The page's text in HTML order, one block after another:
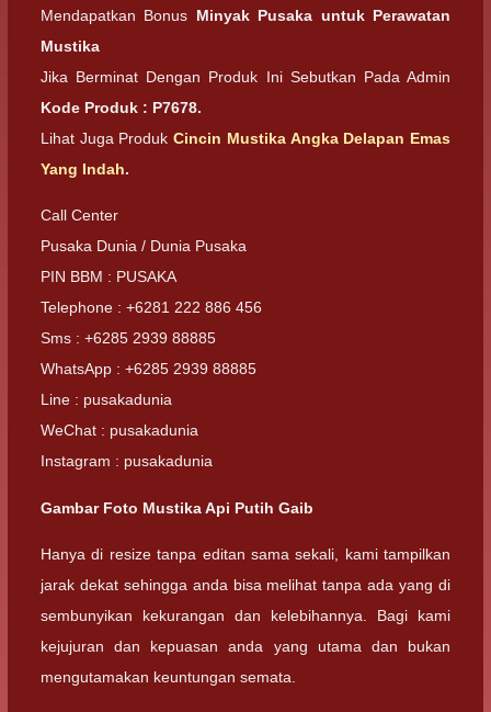
Mendapatkan Bonus Minyak Pusaka untuk Perawatan
Mustika
Jika Berminat Dengan Produk Ini Sebutkan Pada Admin
Kode Produk : P7678.
Lihat Juga Produk Cincin Mustika Angka Delapan Emas
Yang Indah.
Call Center
Pusaka Dunia / Dunia Pusaka
PIN BBM : PUSAKA
Telephone : +6281 222 886 456
Sms : +6285 2939 88885
WhatsApp : +6285 2939 88885
Line : pusakadunia
WeChat : pusakadunia
Instagram : pusakadunia
Gambar Foto Mustika Api Putih Gaib
Hanya di resize tanpa editan sama sekali, kami tampilkan
jarak dekat sehingga anda bisa melihat tanpa ada yang di
sembunyikan kekurangan dan kelebihannya. Bagi kami
kejujuran dan kepuasan anda yang utama dan bukan
mengutamakan keuntungan semata.